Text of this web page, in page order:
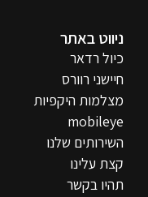
ניווט באתר
כיול רדאר
חיישני רוורס
מצלמות היקפיות
mobileye
השירותים שלנו
קצת עלינו
תהיו בקשר